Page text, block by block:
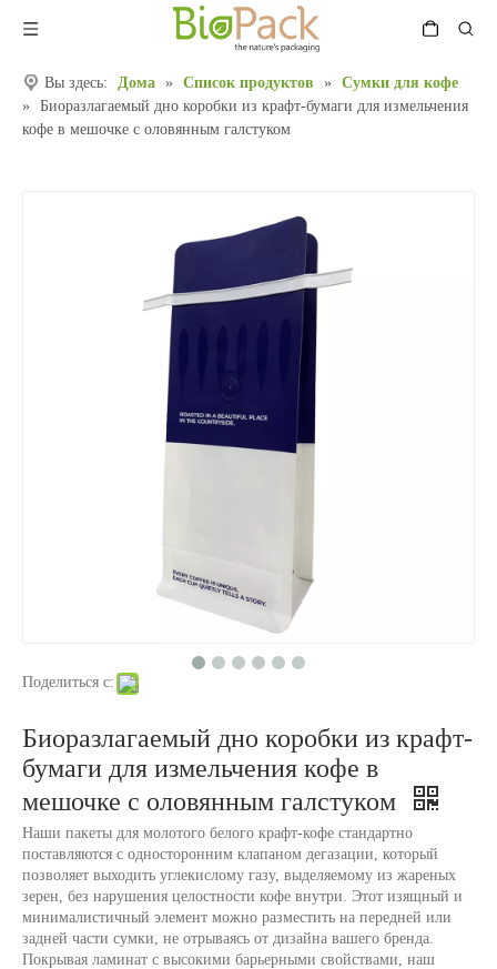
Вы здесь: Дома » Список продуктов »
Сумки для кофе
»
Биоразлагаемый дно коробки из крафт-бумаги для измельчения
кофе в мешочке с оловянным галстуком
Поделиться с:
Биоразлагаемый дно коробки из крафт-
бумаги для измельчения кофе в
мешочке с оловянным галстуком
Наши пакеты для молотого белого крафт-кофе стандартно
поставляются с односторонним клапаном дегазации, который
позволяет выходить углекислому газу, выделяемому из жареных
зерен, без нарушения целостности кофе внутри. Этот изящный и
минималистичный элемент можно разместить на передней или
задней части сумки, не отрываясь от дизайна вашего бренда.
Покрывая ламинат с высокими барьерными свойствами, наш